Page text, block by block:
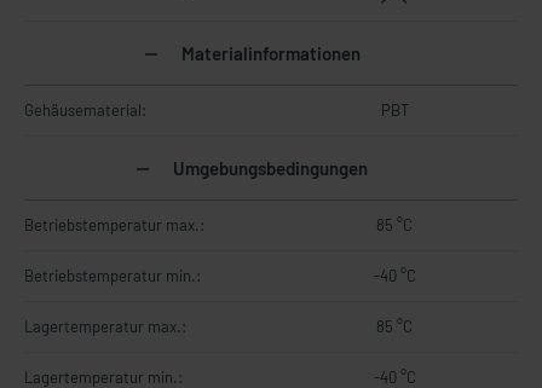
Materialinformationen
Gehäusematerial: PBT
Umgebungsbedingungen
Betriebstemperatur max.: 85 °C
Betriebstemperatur min.: -40 °C
Lagertemperatur max.: 85 °C
Lagertemperatur min.: -40 °C